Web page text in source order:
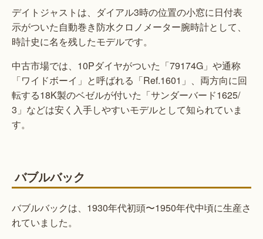
デイトジャストは、ダイアル3時の位置の小窓に日付表
示がついた自動巻き防水クロノメーター腕時計として、
時計史に名を残したモデルです。
中古市場では、10Pダイヤがついた「79174G」や通称
「ワイドボーイ」と呼ばれる「Ref.1601」、両方向に回
転する18K製のベゼルが付いた「サンダーバード1625/
3」などは安く入手しやすいモデルとして知られていま
す。
バブルバック
バブルバックは、1930年代初頭〜1950年代中頃に生産さ
れていました。